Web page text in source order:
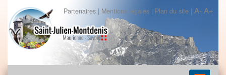
Partenaires | Mentions légales | Plan du site | A- A+